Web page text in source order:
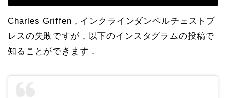
Charles Griffen，インクラインダンベルチェストプ
レスの失敗ですが，以下のインスタグラムの投稿で
知ることができます．